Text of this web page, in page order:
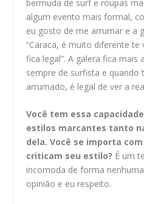
bermuda de surf e roupas
algum evento mais formal,
eu gosto de me arrumar e a
“Caraca, é muito diferente te
fica legal”. A galera fica mais
sempre de surfista e quando
arrumado, é legal de ver a
Você tem essa
estilos marcantes tanto
dela. Você se importa
criticam seu estilo? É um
incomoda de forma
opinião e eu respeito.